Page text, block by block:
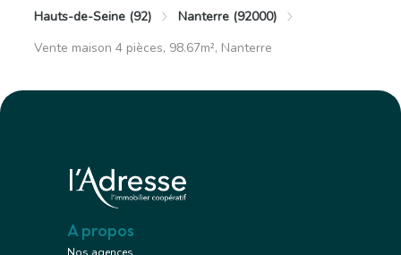
Hauts-de-Seine (92)
Nanterre (92000)
Vente maison 4 pièces, 98.67m², Nanterre
A propos